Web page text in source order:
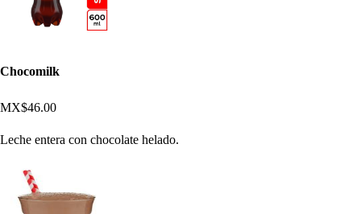
Chocomilk
MX$46.00
Leche entera con chocolate helado.